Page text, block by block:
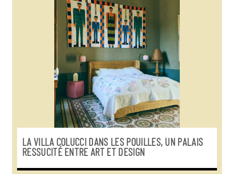
LA VILLA COLUCCI DANS LES POUILLES, UN PALAIS
RESSUCITÉ ENTRE ART ET DESIGN